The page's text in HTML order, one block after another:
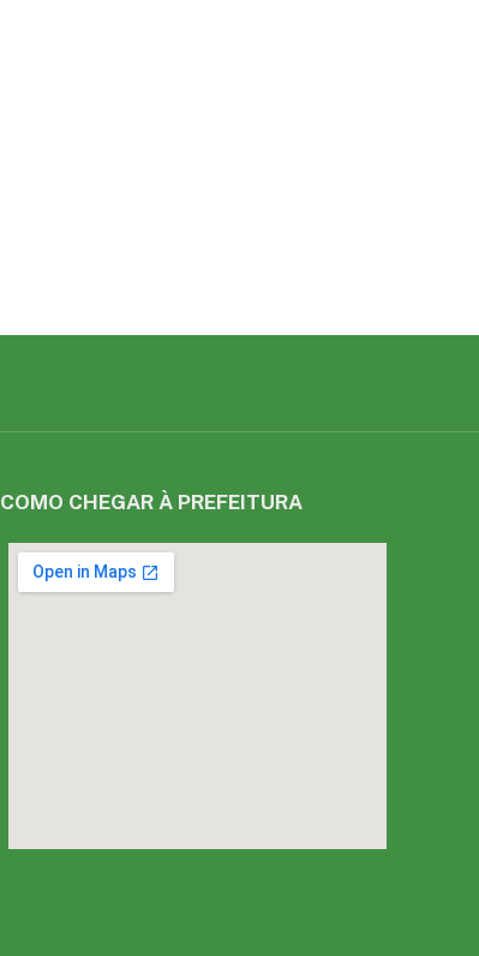
COMO CHEGAR À PREFEITURA